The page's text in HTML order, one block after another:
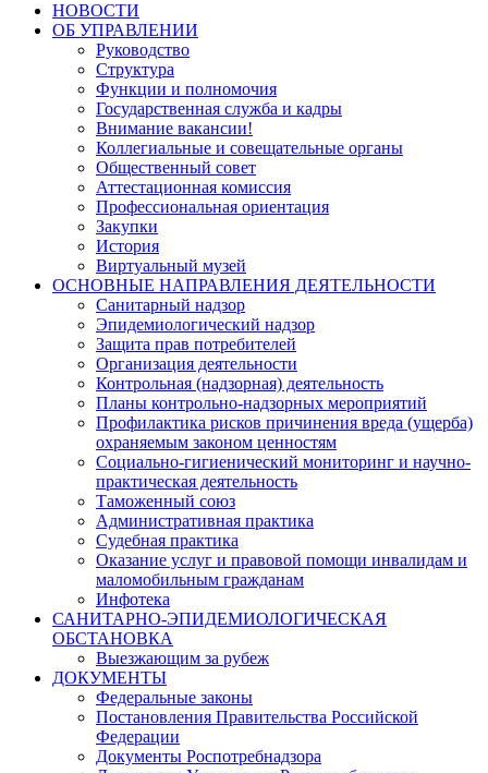
НОВОСТИ
ОБ УПРАВЛЕНИИ
Руководство
Структура
Функции и полномочия
Государственная служба и кадры
Внимание вакансии!
Коллегиальные и совещательные органы
Общественный совет
Аттестационная комиссия
Профессиональная ориентация
Закупки
История
Виртуальный музей
ОСНОВНЫЕ НАПРАВЛЕНИЯ ДЕЯТЕЛЬНОСТИ
Санитарный надзор
Эпидемиологический надзор
Защита прав потребителей
Организация деятельности
Контрольная (надзорная) деятельность
Планы контрольно-надзорных мероприятий
Профилактика рисков причинения вреда (ущерба)
охраняемым законом ценностям
Социально-гигиенический мониторинг и научно-
практическая деятельность
Таможенный союз
Административная практика
Судебная практика
Оказание услуг и правовой помощи инвалидам и
маломобильным гражданам
Инфотека
САНИТАРНО-ЭПИДЕМИОЛОГИЧЕСКАЯ
ОБСТАНОВКА
Выезжающим за рубеж
ДОКУМЕНТЫ
Федеральные законы
Постановления Правительства Российской
Федерации
Документы Роспотребнадзора